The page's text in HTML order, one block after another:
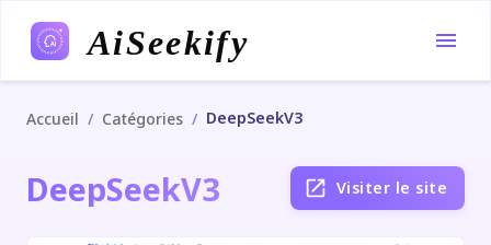
AiSeekify
Accueil / Catégories / DeepSeekV3
DeepSeekV3 Visiter le site